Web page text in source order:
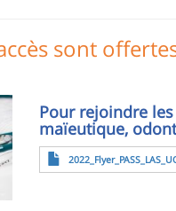
sont
Pour rejoindre
maïeutique,
Fichier